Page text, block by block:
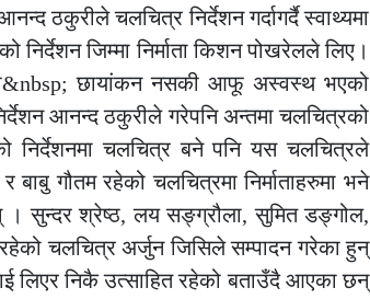
ठकुरीले चलचित्र निर्देशन गर्दागर्दै स्वाथ्यमा
निर्देशन जिम्मा निर्माता किशन पोखरेलले लिए।
छायांकन नसकी आफू अस्वस्थ भएको
आनन्द ठकुरीले गरेपनि अन्तमा चलचित्रको
निर्देशनमा चलचित्र बने पनि यस चलचित्रले
बाबु गौतम रहेको चलचित्रमा निर्माताहरुमा भने
। सुन्दर श्रेष्ठ, लय सङ्ग्रौला, सुमित डङ्गोल,
चलचित्र अर्जुन जिसिले सम्पादन गरेका हुन्
लिएर निकै उत्साहित रहेको बताउँदै आएका छन्